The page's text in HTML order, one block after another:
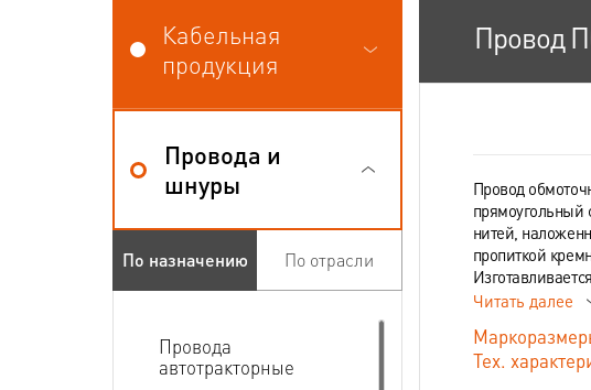
Кабельная
продукция
Провода и
шнуры
По назначению По отрасли
Провода
автотракторные
Провод
Провод
прямоугольный
нитей,
пропиткой
Читать далее
Тех.